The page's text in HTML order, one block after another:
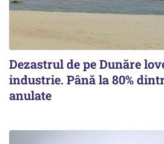
Dezastrul de pe Dunăre
industrie. Până la 80%
anulate